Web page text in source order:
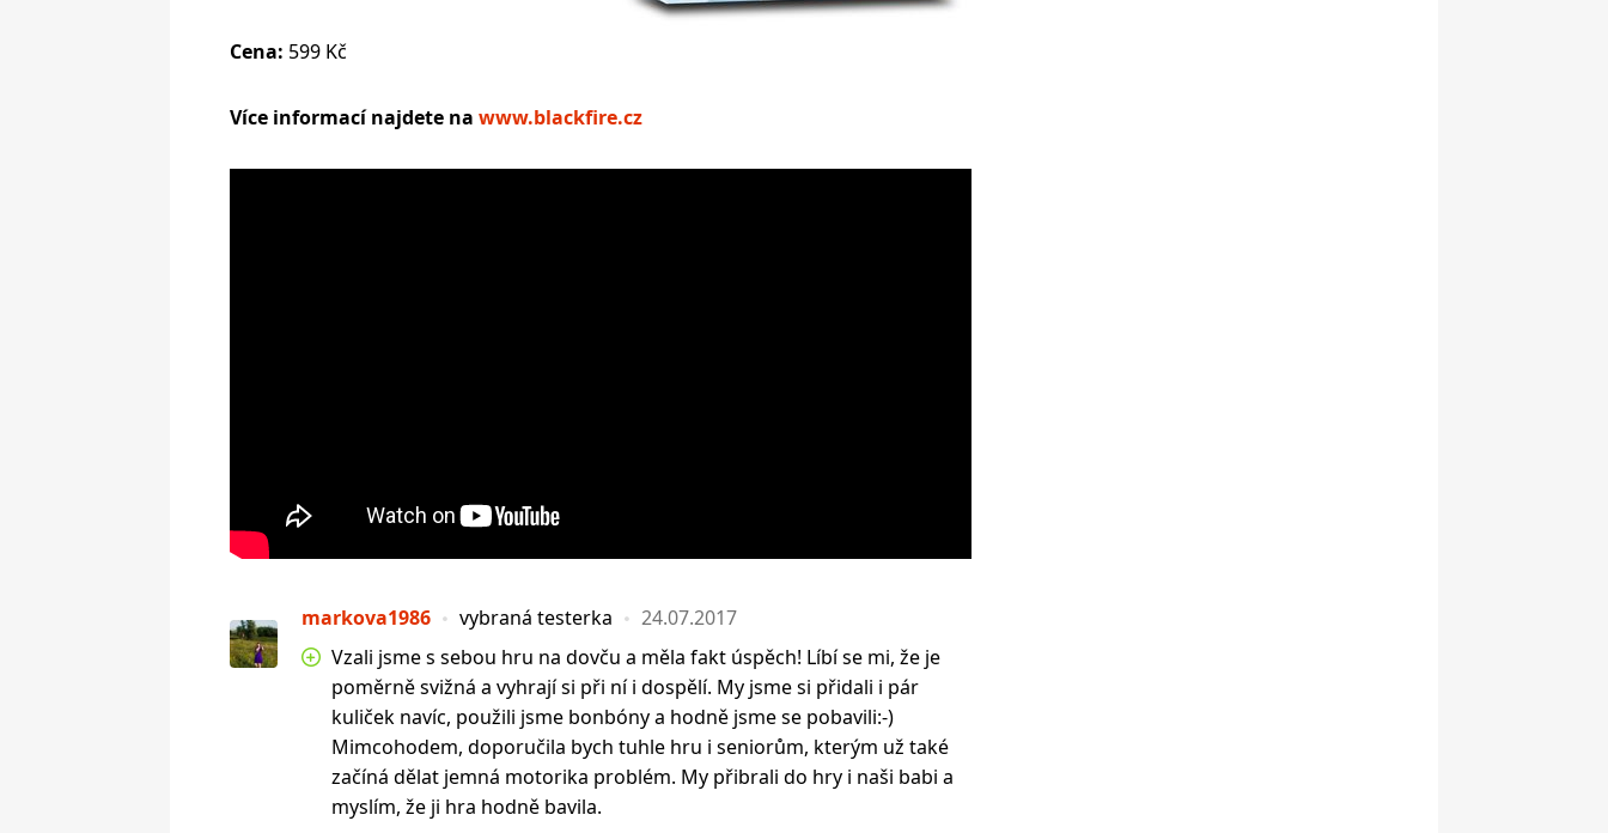
Cena: 599 Kč
Více informací najdete na www.blackfire.cz
markova1986 vybraná testerka
24.07.2017
Vzali jsme s sebou hru na dovču a měla fakt úspěch! Líbí se mi, že je
poměrně svižná a vyhrají si při ní i dospělí. My jsme si přidali i pár
kuliček navíc, použili jsme bonbóny a hodně jsme se pobavili:-)
Mimcohodem, doporučila bych tuhle hru i seniorům, kterým už také
začíná dělat jemná motorika problém. My přibrali do hry i naši babi a
myslím, že ji hra hodně bavila.